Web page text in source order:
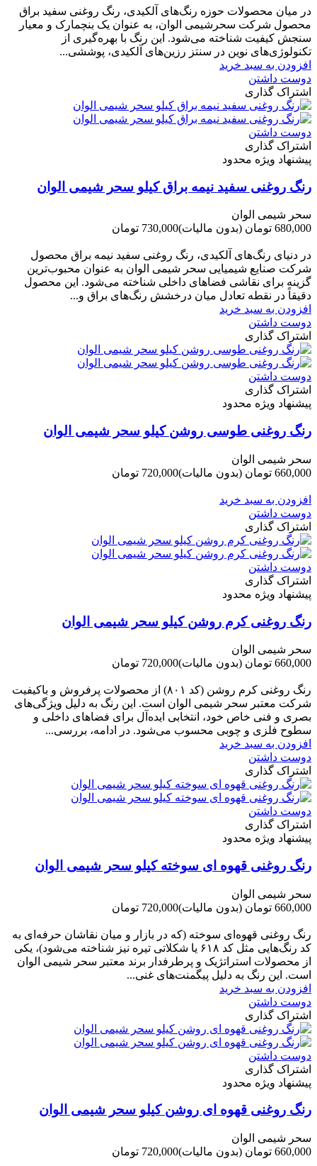
در میان محصولات حوزه رنگ‌های آلکیدی، رنگ روغنی سفید براق
محصول شرکت سحرشیمی الوان، به عنوان یک بنچمارک و معیار
سنجش کیفیت شناخته می‌شود. این رنگ با بهره‌گیری از
تکنولوژی‌های نوین در سنتز رزین‌های آلکیدی، پوششی...
افزودن به سبد خرید
دوست داشتن
اشتراک گذاری
دوست داشتن
اشتراک گذاری
پیشنهاد ویژه محدود
رنگ روغنی سفید نیمه براق کیلو سحر شیمی الوان
سحر شیمی الوان
680,000 تومان
(بدون مالیات)730,000 تومان
در دنیای رنگ‌های آلکیدی، رنگ روغنی سفید نیمه براق محصول
شرکت صنایع شیمیایی سحر شیمی الوان به عنوان محبوب‌ترین
گزینه برای نقاشی فضاهای داخلی شناخته می‌شود. این محصول
دقیقاً در نقطه تعادل میان درخشش رنگ‌های براق و...
افزودن به سبد خرید
دوست داشتن
اشتراک گذاری
دوست داشتن
اشتراک گذاری
پیشنهاد ویژه محدود
رنگ روغنی طوسی روشن کیلو سحر شیمی الوان
سحر شیمی الوان
660,000 تومان
(بدون مالیات)720,000 تومان
افزودن به سبد خرید
دوست داشتن
اشتراک گذاری
دوست داشتن
اشتراک گذاری
پیشنهاد ویژه محدود
رنگ روغنی کرم روشن کیلو سحر شیمی الوان
سحر شیمی الوان
660,000 تومان
(بدون مالیات)720,000 تومان
رنگ روغنی کرم روشن (کد ۸۰۱) از محصولات پرفروش و باکیفیت
شرکت‌ معتبر سحر شیمی الوان است. این رنگ به دلیل ویژگی‌های
بصری و فنی خاص خود، انتخابی ایده‌آل برای فضاهای داخلی و
سطوح فلزی و چوبی محسوب می‌شود. در ادامه، بررسی...
افزودن به سبد خرید
دوست داشتن
اشتراک گذاری
دوست داشتن
اشتراک گذاری
پیشنهاد ویژه محدود
رنگ روغنی قهوه ای سوخته کیلو سحر شیمی الوان
سحر شیمی الوان
660,000 تومان
(بدون مالیات)720,000 تومان
رنگ روغنی قهوه‌ای سوخته (که در بازار و میان نقاشان حرفه‌ای به
کد رنگ‌هایی مثل کد ۶۱۸ یا شکلاتی تیره نیز شناخته می‌شود)، یکی
از محصولات استراتژیک و پرطرفدار برند معتبر سحر شیمی الوان
است. این رنگ به دلیل پیگمنت‌های غنی...
افزودن به سبد خرید
دوست داشتن
اشتراک گذاری
دوست داشتن
اشتراک گذاری
پیشنهاد ویژه محدود
رنگ روغنی قهوه ای روشن کیلو سحر شیمی الوان
سحر شیمی الوان
660,000 تومان
(بدون مالیات)720,000 تومان